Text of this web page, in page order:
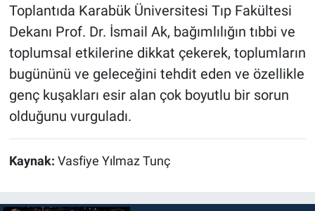
Toplantıda Karabük Üniversitesi Tıp Fakültesi
Dekanı Prof. Dr. İsmail Ak, bağımlılığın tıbbi ve
toplumsal etkilerine dikkat çekerek, toplumların
bugününü ve geleceğini tehdit eden ve özellikle
genç kuşakları esir alan çok boyutlu bir sorun
olduğunu vurguladı.
Kaynak: Vasfiye Yılmaz Tunç